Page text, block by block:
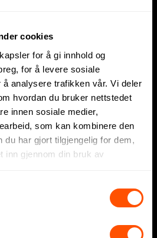
cookies
for å gi innhold og
for å levere sosiale
analysere trafikken vår. Vi deler
hvordan du bruker nettstedet
innen sosiale medier,
som kan kombinere den
du har gjort tilgjengelig for dem,
inn gjennom din bruk av